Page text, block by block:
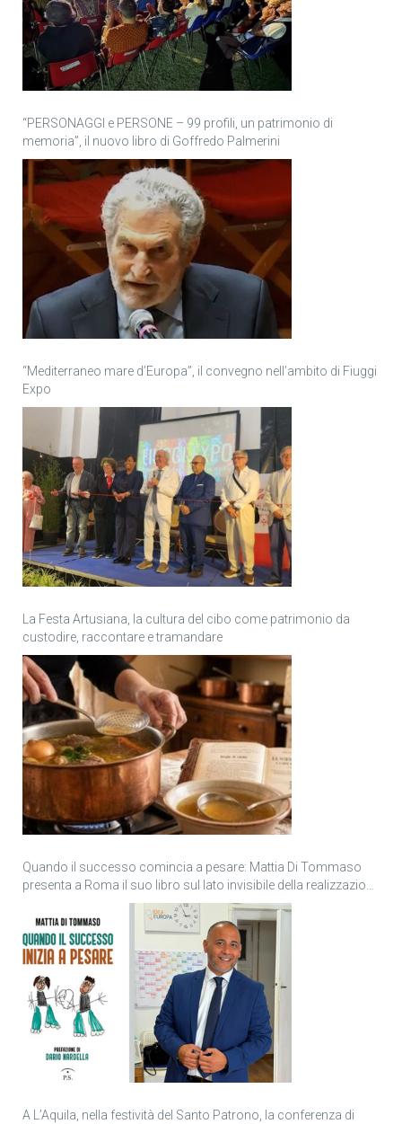
“PERSONAGGI e PERSONE – 99 profili, un patrimonio di
memoria”, il nuovo libro di Goffredo Palmerini
“Mediterraneo mare d’Europa”, il convegno nell’ambito di Fiuggi
Expo
La Festa Artusiana, la cultura del cibo come patrimonio da
custodire, raccontare e tramandare
Quando il successo comincia a pesare: Mattia Di Tommaso
presenta a Roma il suo libro sul lato invisibile della realizzazione
A L’Aquila, nella festività del Santo Patrono, la conferenza di